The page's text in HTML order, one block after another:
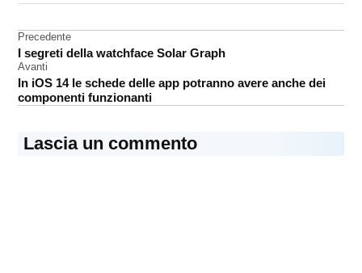
Navigazione
articoli
Precedente
I segreti della watchface Solar Graph
Avanti
In iOS 14 le schede delle app potranno avere anche dei
componenti funzionanti
Lascia un commento